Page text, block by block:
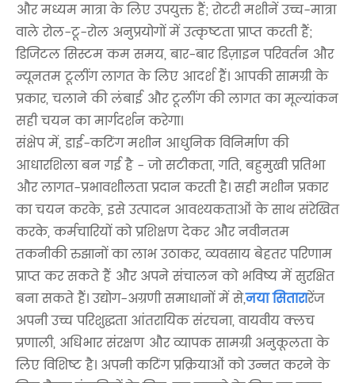
और मध्यम मात्रा के लिए उपयुक्त हैं; रोटरी मशीनें उच्च-मात्रा
वाले रोल-टू-रोल अनुप्रयोगों में उत्कृष्टता प्राप्त करती हैं;
डिजिटल सिस्टम कम समय, बार-बार डिज़ाइन परिवर्तन और
न्यूनतम टूलींग लागत के लिए आदर्श हैं। आपकी सामग्री के
प्रकार, चलाने की लंबाई और टूलींग की लागत का मूल्यांकन
सही चयन का मार्गदर्शन करेगा।
संक्षेप में, डाई-कटिंग मशीन आधुनिक विनिर्माण की
आधारशिला बन गई है - जो सटीकता, गति, बहुमुखी प्रतिभा
और लागत-प्रभावशीलता प्रदान करती है। सही मशीन प्रकार
का चयन करके, इसे उत्पादन आवश्यकताओं के साथ संरेखित
करके, कर्मचारियों को प्रशिक्षण देकर और नवीनतम
तकनीकी रुझानों का लाभ उठाकर, व्यवसाय बेहतर परिणाम
प्राप्त कर सकते हैं और अपने संचालन को भविष्य में सुरक्षित
बना सकते हैं। उद्योग-अग्रणी समाधानों में से,नया सितारारेंज
अपनी उच्च परिशुद्धता आंतरायिक संरचना, वायवीय क्लच
प्रणाली, अधिभार संरक्षण और व्यापक सामग्री अनुकूलता के
लिए विशिष्ट है। अपनी कटिंग प्रक्रियाओं को उन्नत करने के